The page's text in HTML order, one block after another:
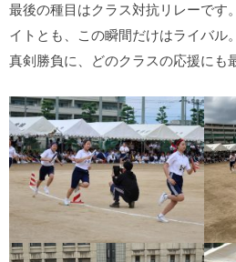
最後の種目はクラス対抗リレーです
イトとも、この瞬間だけはライバル
真剣勝負に、どのクラスの応援にも